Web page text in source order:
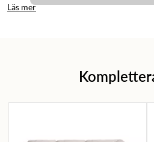
Läs mer